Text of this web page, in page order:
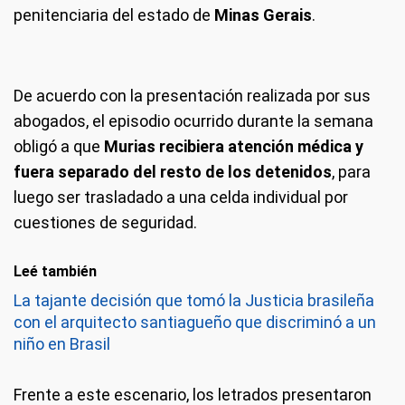
penitenciaria del estado de Minas Gerais.
De acuerdo con la presentación realizada por sus
abogados, el episodio ocurrido durante la semana
obligó a que Murias recibiera atención médica y
fuera separado del resto de los detenidos, para
luego ser trasladado a una celda individual por
cuestiones de seguridad.
Leé también
La tajante decisión que tomó la Justicia brasileña
con el arquitecto santiagueño que discriminó a un
niño en Brasil
Frente a este escenario, los letrados presentaron